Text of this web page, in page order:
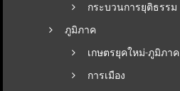
กระบวนการยุติธรรม
ภูมิภาค
เกษตรยุคใหม่-ภูมิภาค
การเมือง